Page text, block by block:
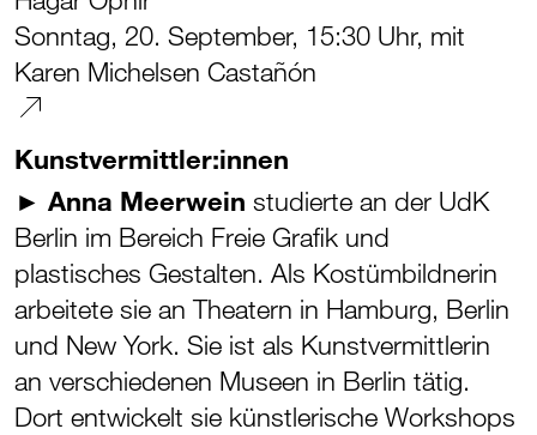
Sonntag, 20. September, 15:30 Uhr, mit
Karen Michelsen Castañón
Kunstvermittler:innen
► Anna Meerwein studierte an der UdK
Berlin im Bereich Freie Grafik und
plastisches Gestalten. Als Kostümbildnerin
arbeitete sie an Theatern in Hamburg, Berlin
und New York. Sie ist als Kunstvermittlerin
an verschiedenen Museen in Berlin tätig.
Dort entwickelt sie künstlerische Workshops